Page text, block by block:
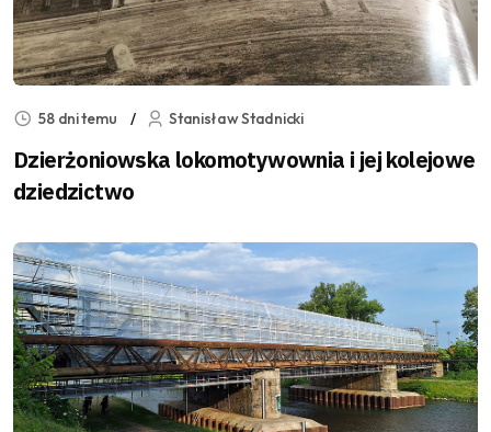
58 dni temu Stanisław Stadnicki
Dzierżoniowska lokomotywownia i jej kolejowe
dziedzictwo